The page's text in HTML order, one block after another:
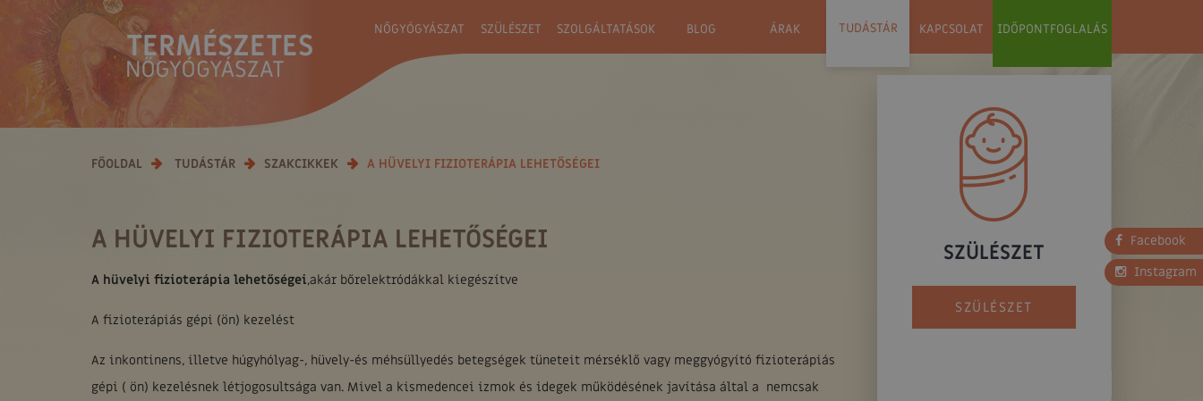
NŐGYÓGYÁSZAT SZÜLÉSZET SZOLGÁLTATÁSOK BLOG ÁRAK TUDÁSTÁR KAPCSOLAT IDŐPONTFOGLALÁS
Facebook
Instagram
FŐOLDAL TUDÁSTÁR SZAKCIKKEK A HÜVELYI FIZIOTERÁPIA LEHETŐSÉGEI
A HÜVELYI FIZIOTERÁPIA LEHETŐSÉGEI
A hüvelyi fizioterápia lehetőségei,akár bőrelektródákkal kiegészítve
A fizioterápiás gépi (ön) kezelést
Az inkontinens, illetve húgyhólyag-, hüvely-és méhsüllyedés betegségek tüneteit mérséklő vagy meggyógyító fizioterápiás
gépi ( ön) kezelésnek létjogosultsága van. Mivel a kismedencei izmok és idegek működésének javítása által a nemcsak
SZÜLÉSZET
SZÜLÉSZET